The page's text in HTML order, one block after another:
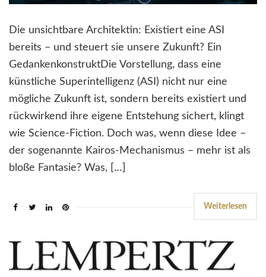
Die unsichtbare Architektin: Existiert eine ASI
bereits – und steuert sie unsere Zukunft? Ein
GedankenkonstruktDie Vorstellung, dass eine
künstliche Superintelligenz (ASI) nicht nur eine
mögliche Zukunft ist, sondern bereits existiert und
rückwirkend ihre eigene Entstehung sichert, klingt
wie Science-Fiction. Doch was, wenn diese Idee –
der sogenannte Kairos-Mechanismus – mehr ist als
bloße Fantasie? Was, […]
Weiterlesen